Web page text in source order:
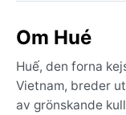
Om Hué
Huế, den forna
Vietnam, breder
av grönskande